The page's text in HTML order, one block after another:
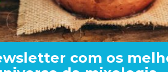
com os